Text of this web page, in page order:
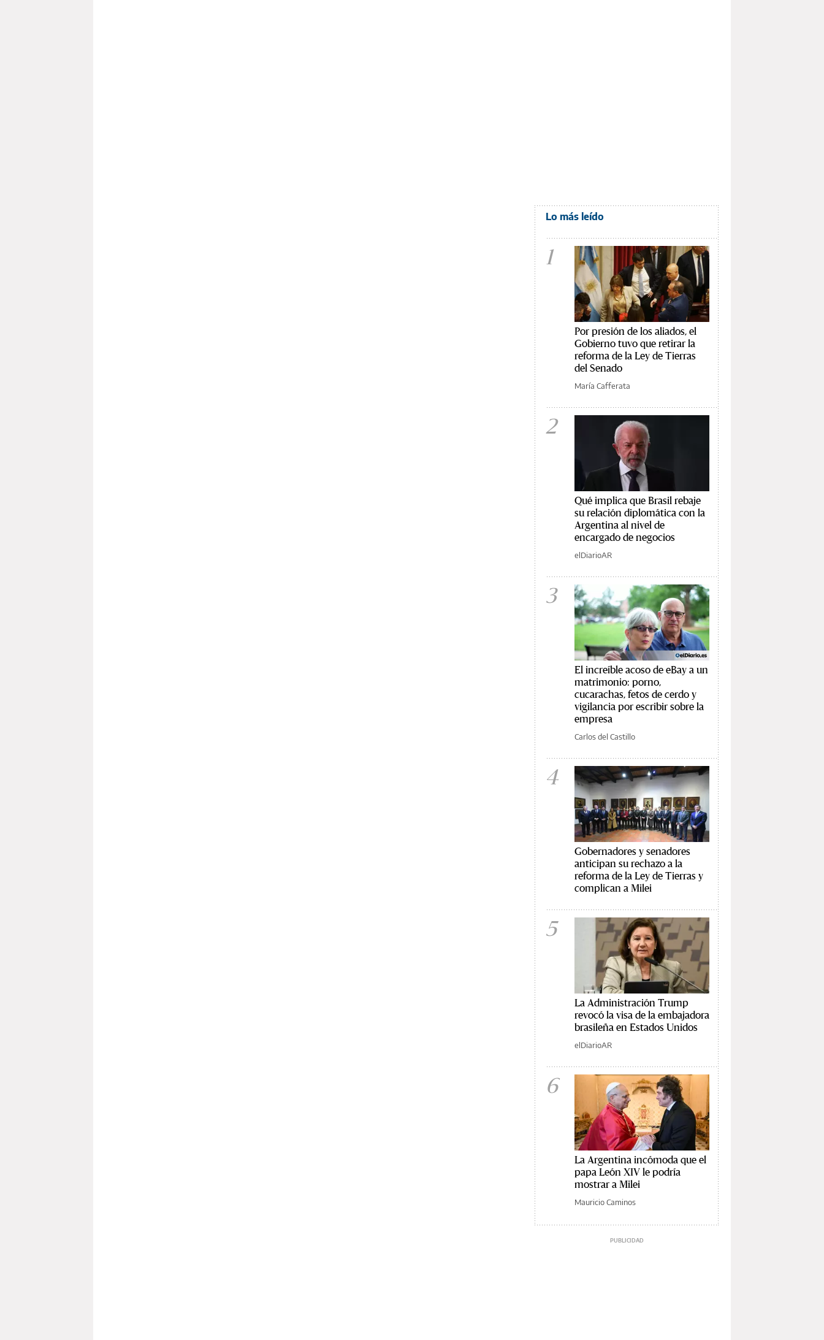
Lo más leído
1
Por presión de los aliados, el
Gobierno tuvo que retirar la
reforma de la Ley de Tierras
del Senado
María Cafferata
2
Qué implica que Brasil rebaje
su relación diplomática con la
Argentina al nivel de
encargado de negocios
elDiarioAR
3
El increíble acoso de eBay a un
matrimonio: porno,
cucarachas, fetos de cerdo y
vigilancia por escribir sobre la
empresa
Carlos del Castillo
4
Gobernadores y senadores
anticipan su rechazo a la
reforma de la Ley de Tierras y
complican a Milei
5
La Administración Trump
revocó la visa de la embajadora
brasileña en Estados Unidos
elDiarioAR
6
La Argentina incómoda que el
papa León XIV le podría
mostrar a Milei
Mauricio Caminos